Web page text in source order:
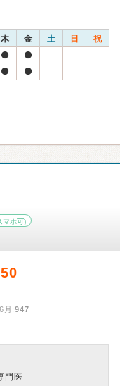
木 金 土 日 祝
マホ可)
:947
門医